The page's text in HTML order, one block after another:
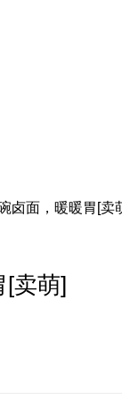
卤面，暖暖胃[卖
[卖萌]